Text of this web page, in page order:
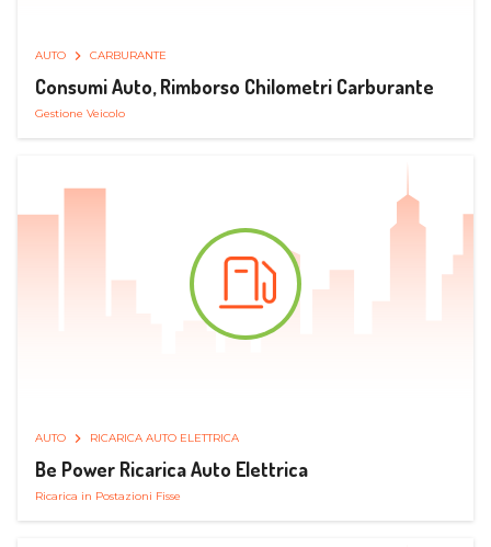
AUTO CARBURANTE
Consumi Auto, Rimborso Chilometri Carburante
Gestione Veicolo
AUTO RICARICA AUTO ELETTRICA
Be Power Ricarica Auto Elettrica
Ricarica in Postazioni Fisse